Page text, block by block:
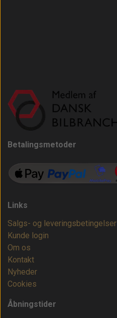
Betalingsmetoder
Links
Salgs- og leveringsbetingelser
Kunde login
Om os
Kontakt
Nyheder
Cookies
Åbningstider